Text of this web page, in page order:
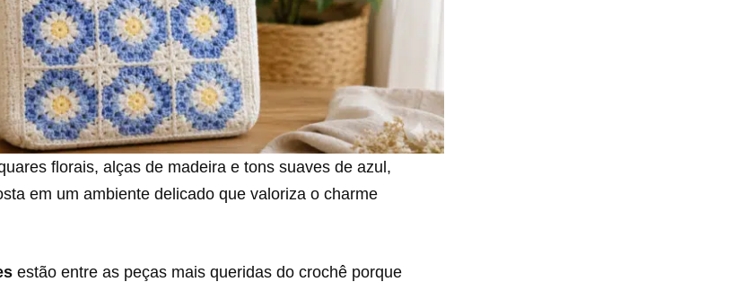
florais, alças de madeira e tons suaves de azul,
em um ambiente delicado que valoriza o charme
estão entre as peças mais queridas do crochê porque